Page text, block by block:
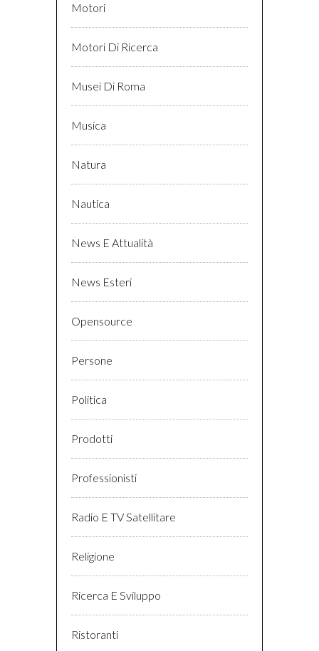
Motori
Motori Di Ricerca
Musei Di Roma
Musica
Natura
Nautica
News E Attualità
News Esteri
Opensource
Persone
Politica
Prodotti
Professionisti
Radio E TV Satellitare
Religione
Ricerca E Sviluppo
Ristoranti